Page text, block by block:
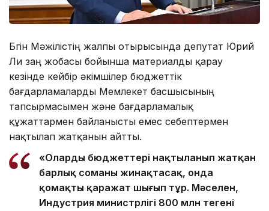
Бүгін Мәжілістің жалпы отырысында депутат Юрий
Ли заң жобасы бойынша материалды қарау
кезінде кейбір әкімшілер бюджеттік
бағдарламаларды Мемлекет басшысының
тапсырмасымен және бағдарламалық
құжаттармен байланысты емес себептермен
нақтылап жатқанын айтты.
«Олардың бюджеттері нақтыланып жатқан
барлық соманы жинақтасақ, онда
қомақты қаражат шығып тұр. Мәселен,
Индустрия министрлігі 800 млн теңгені